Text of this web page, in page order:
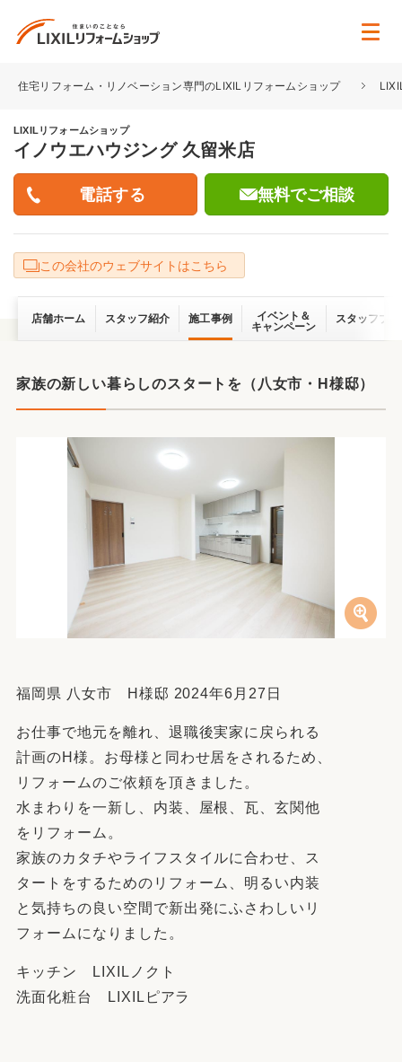
住宅リフォーム・リノベーション専門のLIXILリフォームショップ
LIXILリフォームショップ
イノウエハウジング 久留米店
無料でご相談
この会社のウェブサイトはこちら
店舗ホーム スタッフ紹介 施工事例
イベント＆
キャンペーン
スタッフブ
家族の新しい暮らしのスタートを（八女市・H様邸）
福岡県 八女市 H様邸 2024年6月27日
お仕事で地元を離れ、退職後実家に戻られる
計画のH様。お母様と同わせ居をされるため、
リフォームのご依頼を頂きました。
水まわりを一新し、内装、屋根、瓦、玄関他
をリフォーム。
家族のカタチやライフスタイルに合わせ、ス
タートをするためのリフォーム、明るい内装
と気持ちの良い空間で新出発にふさわしいリ
フォームになりました。
キッチン LIXILノクト
洗面化粧台 LIXILピアラ